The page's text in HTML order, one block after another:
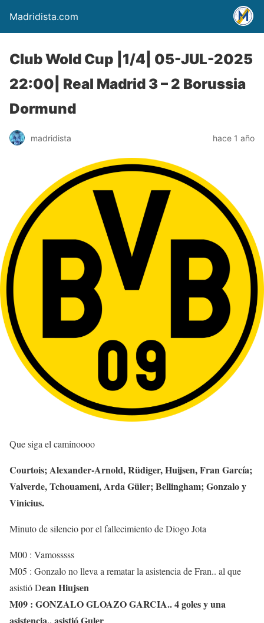
Madridista.com
Club Wold Cup |1/4| 05-JUL-2025
22:00| Real Madrid 3 – 2 Borussia
Dormund
madridista hace 1 año
Que siga el caminoooo
Courtois; Alexander-Arnold, Rüdiger, Huijsen, Fran García;
Valverde, Tchouameni, Arda Güler; Bellingham; Gonzalo y
Vinicius.
Minuto de silencio por el fallecimiento de Diogo Jota
M00 : Vamosssss
M05 : Gonzalo no lleva a rematar la asistencia de Fran.. al que
asistió Dean Hiujsen
M09 : GONZALO GLOAZO GARCIA.. 4 goles y una